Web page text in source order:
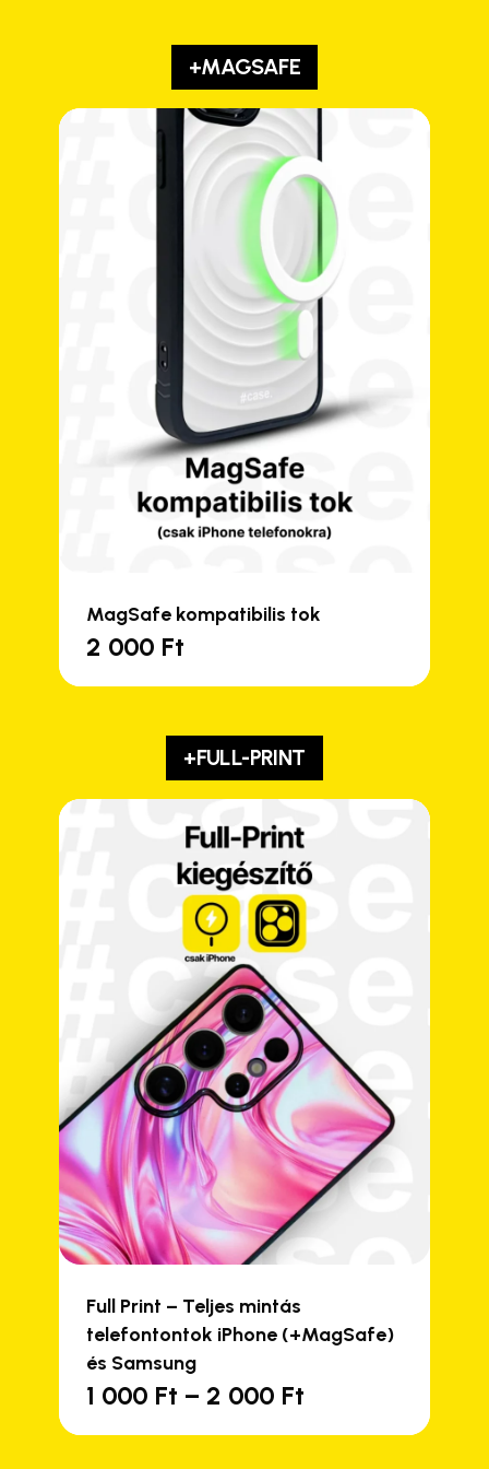
+MAGSAFE
MagSafe kompatibilis tok
2 000 Ft
+FULL-PRINT
Full Print – Teljes mintás
telefontontok iPhone (+MagSafe)
és Samsung
1 000 Ft – 2 000 FtÁrtartomány:
000 Ft
Ennek